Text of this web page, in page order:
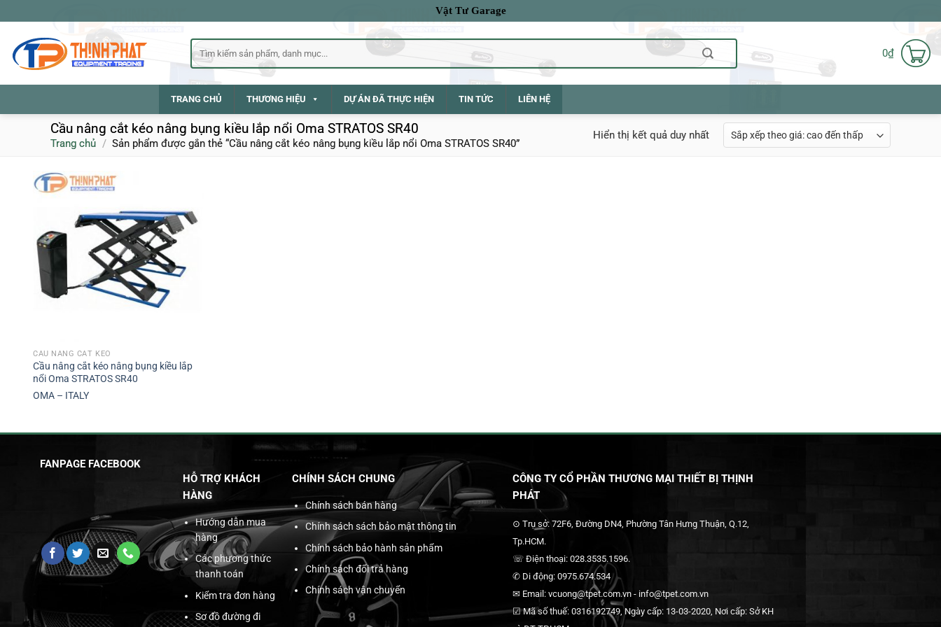
qua
dung
Vật Tư Garage
Tìm
kiếm:
0₫
TRANG CHỦ THƯƠNG HIỆU DỰ ÁN ĐÃ THỰC HIỆN TIN TỨC LIÊN HỆ
Cầu nâng cắt kéo nâng bụng kiều lắp nổi Oma STRATOS SR40
Trang chủ / Sản phẩm được gắn thẻ “Cầu nâng cắt kéo nâng bụng kiều lắp nổi Oma STRATOS SR40”
Hiển thị kết quả duy nhất
CẦU NÂNG CẮT KÉO
Cầu nâng cắt kéo nâng bụng kiều lắp
nổi Oma STRATOS SR40
OMA – ITALY
FANPAGE FACEBOOK
HỖ TRỢ KHÁCH
HÀNG
Hướng dẫn mua
hàng
Các phương thức
thanh toán
Kiểm tra đơn hàng
Sơ đồ đường đi
CHÍNH SÁCH CHUNG
Chính sách bán hàng
Chính sách sách bảo mật thông tin
Chính sách bảo hành sản phẩm
Chính sách đổi trả hàng
Chính sách vận chuyển
CÔNG TY CỔ PHẦN THƯƠNG MẠI THIẾT BỊ THỊNH
PHÁT
⊙ Trụ sở: 72F6, Đường DN4, Phường Tân Hưng Thuận, Q.12,
Tp.HCM.
☏ Điện thoại: 028.3535.1596.
✆ Di động: 0975.674.534
✉ Email: vcuong@tpet.com.vn - info@tpet.com.vn
☑ Mã số thuế: 0316192749, Ngày cấp: 13-03-2020, Nơi cấp: Sở KH